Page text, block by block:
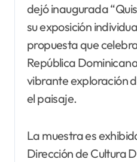
dejó inaugurada
su exposición
propuesta que
República
vibrante exploración
el paisaje.
La muestra es
Dirección de Cultura